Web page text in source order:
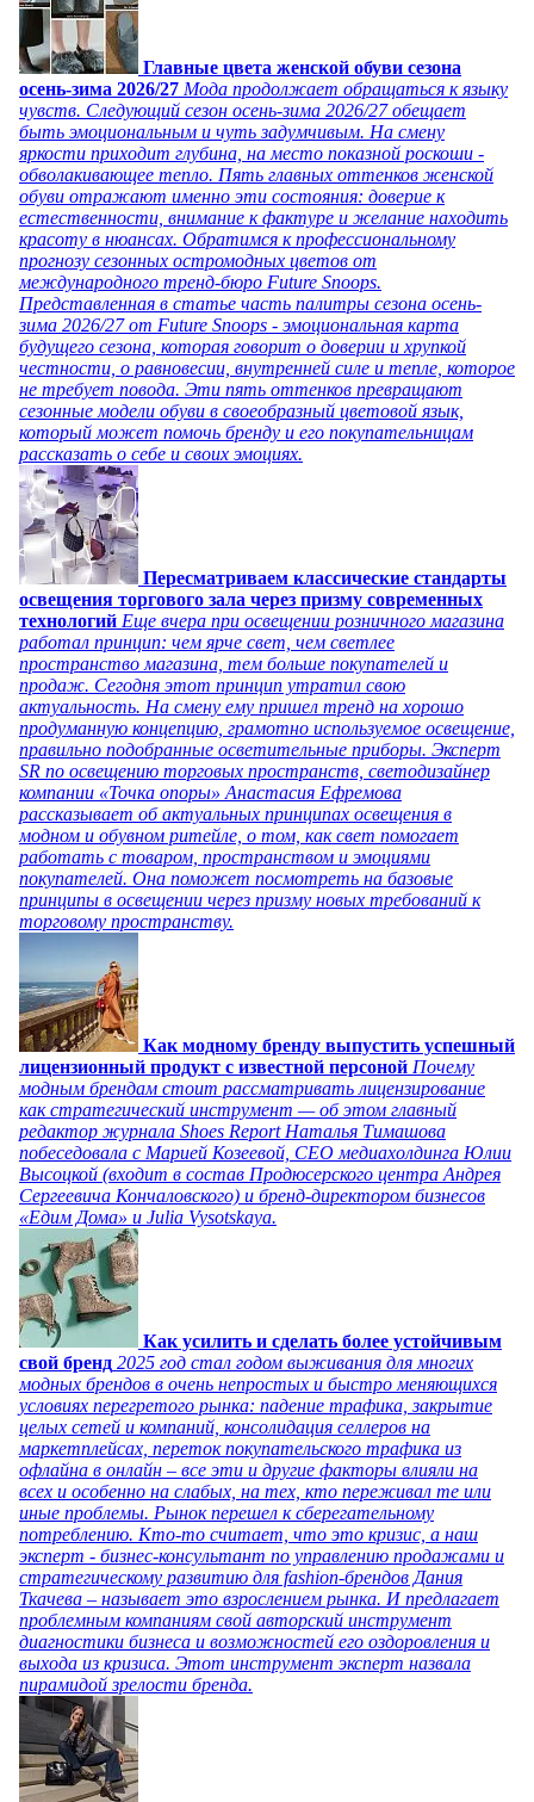
Главные цвета женской обуви сезона
осень-зима 2026/27 Мода продолжает обращаться к языку
чувств. Следующий сезон осень-зима 2026/27 обещает
быть эмоциональным и чуть задумчивым. На смену
яркости приходит глубина, на место показной роскоши -
обволакивающее тепло. Пять главных оттенков женской
обуви отражают именно эти состояния: доверие к
естественности, внимание к фактуре и желание находить
красоту в нюансах. Обратимся к профессиональному
прогнозу сезонных остромодных цветов от
международного тренд-бюро Future Snoops.
Представленная в статье часть палитры сезона осень-
зима 2026/27 от Future Snoops - эмоциональная карта
будущего сезона, которая говорит о доверии и хрупкой
честности, о равновесии, внутренней силе и тепле, которое
не требует повода. Эти пять оттенков превращают
сезонные модели обуви в своеобразный цветовой язык,
который может помочь бренду и его покупательницам
рассказать о себе и своих эмоциях.
Пересматриваем классические стандарты
освещения торгового зала через призму современных
технологий Еще вчера при освещении розничного магазина
работал принцип: чем ярче свет, чем светлее
пространство магазина, тем больше покупателей и
продаж. Сегодня этот принцип утратил свою
актуальность. На смену ему пришел тренд на хорошо
продуманную концепцию, грамотно используемое освещение,
правильно подобранные осветительные приборы. Эксперт
SR по освещению торговых пространств, светодизайнер
компании «Точка опоры» Анастасия Ефремова
рассказывает об актуальных принципах освещения в
модном и обувном ритейле, о том, как свет помогает
работать с товаром, пространством и эмоциями
покупателей. Она поможет посмотреть на базовые
принципы в освещении через призму новых требований к
торговому пространству.
Как модному бренду выпустить успешный
лицензионный продукт с известной персоной Почему
модным брендам стоит рассматривать лицензирование
как стратегический инструмент — об этом главный
редактор журнала Shoes Report Наталья Тимашова
побеседовала с Марией Козеевой, СЕО медиахолдинга Юлии
Высоцкой (входит в состав Продюсерского центра Андрея
Сергеевича Кончаловского) и бренд-директором бизнесов
«Едим Дома» и Julia Vysotskaya.
Как усилить и сделать более устойчивым
свой бренд 2025 год стал годом выживания для многих
модных брендов в очень непростых и быстро меняющихся
условиях перегретого рынка: падение трафика, закрытие
целых сетей и компаний, консолидация селлеров на
маркетплейсах, переток покупательского трафика из
офлайна в онлайн – все эти и другие факторы влияли на
всех и особенно на слабых, на тех, кто переживал те или
иные проблемы. Рынок перешел к сберегательному
потреблению. Кто-то считает, что это кризис, а наш
эксперт - бизнес-консультант по управлению продажами и
стратегическому развитию для fashion-брендов Дания
Ткачева – называет это взрослением рынка. И предлагает
проблемным компаниям свой авторский инструмент
диагностики бизнеса и возможностей его оздоровления и
выхода из кризиса. Этот инструмент эксперт назвала
пирамидой зрелости бренда.